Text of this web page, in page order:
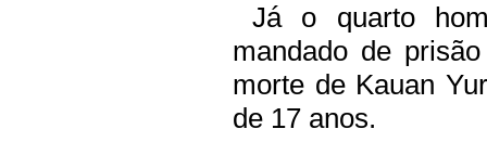
Já o quarto
mandado de
morte de Kauan
de 17 anos.